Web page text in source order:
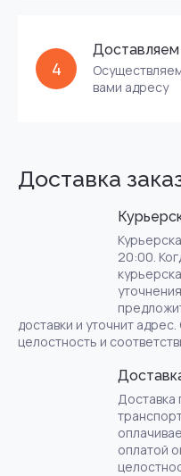
4
Доставляем
вами адресу
Доставка
20:00.
доставки и уточнит
целостность и
Доставка
оплатой